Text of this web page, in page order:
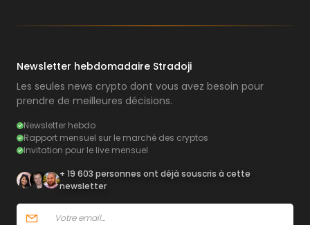
Newsletter hebdomadaire Stradoji
Les seules news crypto dont vous avez besoin pour
prendre de meilleures décisions.
Newsletter hebdo
Rapport mensuel sur le marché des cryptos
Invitation pour le live mensuel
+ 19 603 personnes ont déjà souscris à cette
newsletter